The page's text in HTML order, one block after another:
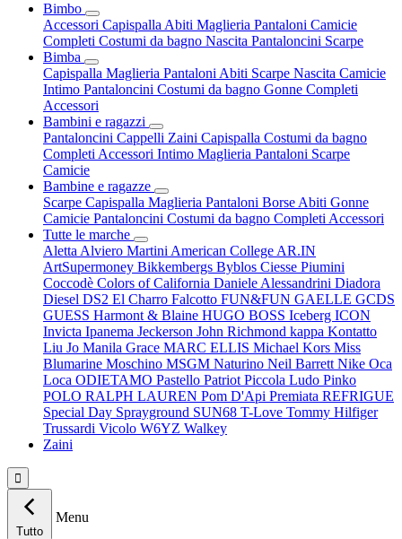
Bimbo
Accessori Capispalla Abiti Maglieria Pantaloni Camicie
Completi Costumi da bagno Nascita Pantaloncini Scarpe
Bimba
Capispalla Maglieria Pantaloni Abiti Scarpe Nascita Camicie
Intimo Pantaloncini Costumi da bagno Gonne Completi
Accessori
Bambini e ragazzi
Pantaloncini Cappelli Zaini Capispalla Costumi da bagno
Completi Accessori Intimo Maglieria Pantaloni Scarpe
Camicie
Bambine e ragazze
Scarpe Capispalla Maglieria Pantaloni Borse Abiti Gonne
Camicie Pantaloncini Costumi da bagno Completi Accessori
Tutte le marche
Aletta Alviero Martini American College AR.IN
ArtSupermoney Bikkembergs Byblos Ciesse Piumini
Coccodè Colors of California Daniele Alessandrini Diadora
Diesel DS2 El Charro Falcotto FUN&FUN GAELLE GCDS
GUESS Harmont & Blaine HUGO BOSS Iceberg ICON
Invicta Ipanema Jeckerson John Richmond kappa Kontatto
Liu Jo Manila Grace MARC ELLIS Michael Kors Miss
Blumarine Moschino MSGM Naturino Neil Barrett Nike Oca
Loca ODIETAMO Pastello Patriot Piccola Ludo Pinko
POLO RALPH LAUREN Pom D'Api Premiata REFRIGUE
Special Day Sprayground SUN68 T-Love Tommy Hilfiger
Trussardi Vicolo W6YZ Walkey
Zaini

Tutto
Menu